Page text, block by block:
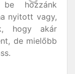
hozzánk
nyitott vagy,
hogy akár
de mielőbb